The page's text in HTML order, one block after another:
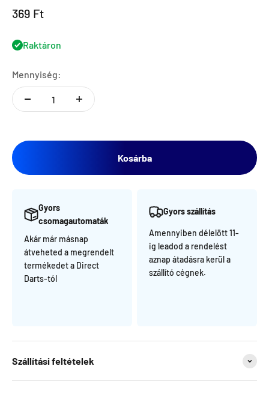
Eladási ár
369 Ft
Raktáron
Mennyiség:
Kosárba
Gyors
csomagautomaták
Akár már másnap
átveheted a megrendelt
termékedet a Direct
Darts-tól
Gyors szállítás
Amennyiben délelött 11-
ig leadod a rendelést
aznap átadásra kerül a
szállító cégnek.
Szállítási feltételek